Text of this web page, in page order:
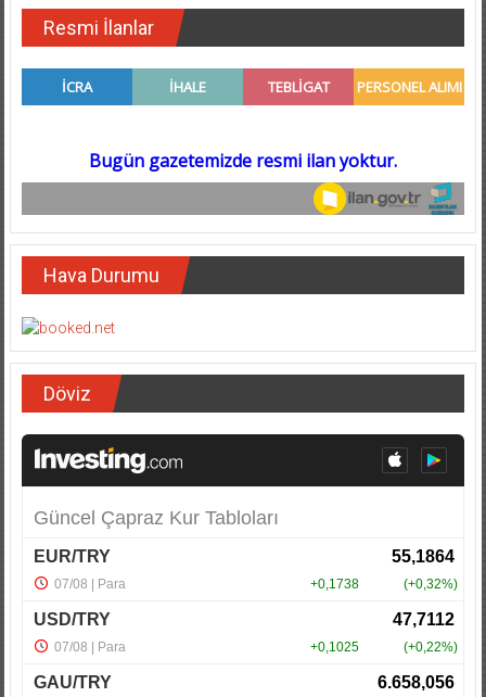
Resmi İlanlar
Hava Durumu
Döviz